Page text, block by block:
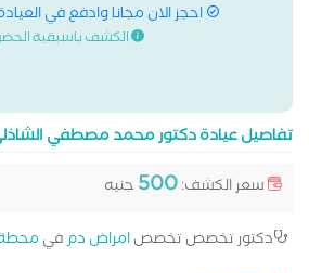
احجز الان مجانا وادفع في
الكشف باسبقية
تفاصيل عيادة دكتور محمد مصطفي
سعر الكشف:500 جنيه
دكتور تخصص تخصصامراض دمفي محطة